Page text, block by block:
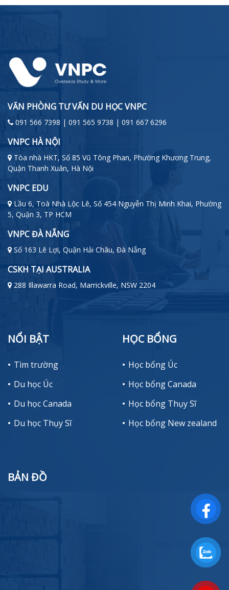
VĂN PHÒNG TƯ VẤN DU HỌC VNPC
091 566 7398 | 091 565 9738 | 091 667 6296
VNPC HÀ NỘI
Tòa nhà HKT, Số 85 Vũ Tông Phan, Phường Khương Trung,
Quận Thanh Xuân, Hà Nội
VNPC EDU
Lầu 6, Toà Nhà Lộc Lê, Số 454 Nguyễn Thị Minh Khai, Phường
5, Quận 3, TP HCM
VNPC ĐÀ NẴNG
Số 163 Lê Lợi, Quận Hải Châu, Đà Nẵng
CSKH TẠI AUSTRALIA
288 Illawarra Road, Marrickville, NSW 2204
NỔI BẬT
Tìm trường
Du học Úc
Du học Canada
Du học Thụy Sĩ
HỌC BỔNG
Học bổng Úc
Học bổng Canada
Học bổng Thụy Sĩ
Học bổng New zealand
BẢN ĐỒ